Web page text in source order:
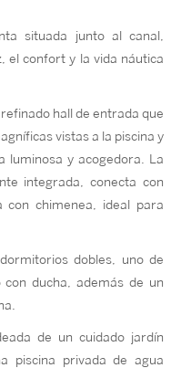
situada junto al canal,
el confort y la vida náutica
hall de entrada que
vistas a la piscina y
luminosa y acogedora. La
integrada, conecta con
con chimenea, ideal para
dobles, uno de
ducha, además de un
de un cuidado jardín
piscina privada de agua